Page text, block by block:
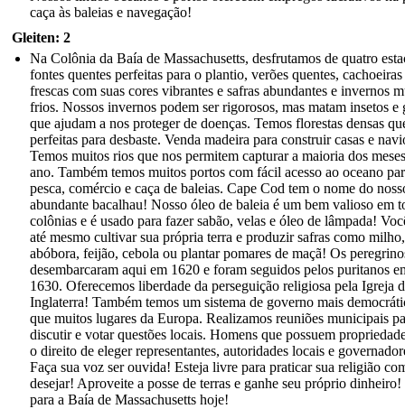
caça às baleias e navegação!
Gleiten: 2
Na Colônia da Baía de Massachusetts, desfrutamos de quatro
fontes quentes perfeitas para o plantio, verões quentes, cachoeiras
frescas com suas cores vibrantes e safras abundantes e invernos
frios. Nossos invernos podem ser rigorosos, mas matam insetos e
que ajudam a nos proteger de doenças. Temos florestas densas
perfeitas para desbaste. Venda madeira para construir casas e
Temos muitos rios que nos permitem capturar a maioria dos
ano. Também temos muitos portos com fácil acesso ao oceano
pesca, comércio e caça de baleias. Cape Cod tem o nome do
abundante bacalhau! Nosso óleo de baleia é um bem valioso em
colônias e é usado para fazer sabão, velas e óleo de lâmpada!
até mesmo cultivar sua própria terra e produzir safras como milho,
abóbora, feijão, cebola ou plantar pomares de maçã! Os
desembarcaram aqui em 1620 e foram seguidos pelos puritanos
1630. Oferecemos liberdade da perseguição religiosa pela Igreja
Inglaterra! Também temos um sistema de governo mais
que muitos lugares da Europa. Realizamos reuniões municipais
discutir e votar questões locais. Homens que possuem
o direito de eleger representantes, autoridades locais e
Faça sua voz ser ouvida! Esteja livre para praticar sua religião
desejar! Aproveite a posse de terras e ganhe seu próprio dinheiro!
para a Baía de Massachusetts hoje!